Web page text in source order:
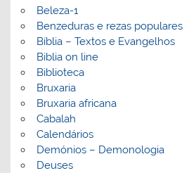
Beleza-1
Benzeduras e rezas populares
Bíblia – Textos e Evangelhos
Biblia on line
Biblioteca
Bruxaria
Bruxaria africana
Cabalah
Calendários
Demónios – Demonologia
Deuses